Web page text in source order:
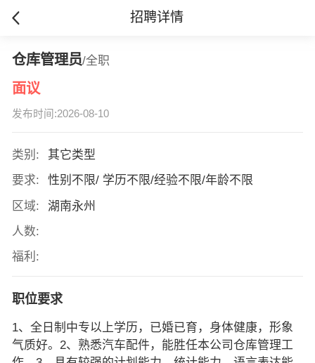
招聘详情
仓库管理员/全职
面议
发布时间:2026-08-10
类别:
其它类型
要求:
性别不限/ 学历不限/经验不限/年龄不限
区域:
湖南永州
人数:
福利:
职位要求
1、全日制中专以上学历，已婚已育，身体健康，形象
气质好。2、熟悉汽车配件，能胜任本公司仓库管理工